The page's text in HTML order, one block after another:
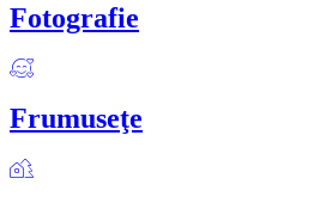
Fotografie
Frumuseţe